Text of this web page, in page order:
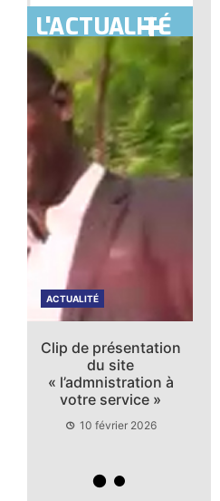
L'ACTUALITÉ
ACTUALITÉ
Recrutement des
fonctionnaires
10 février 2026